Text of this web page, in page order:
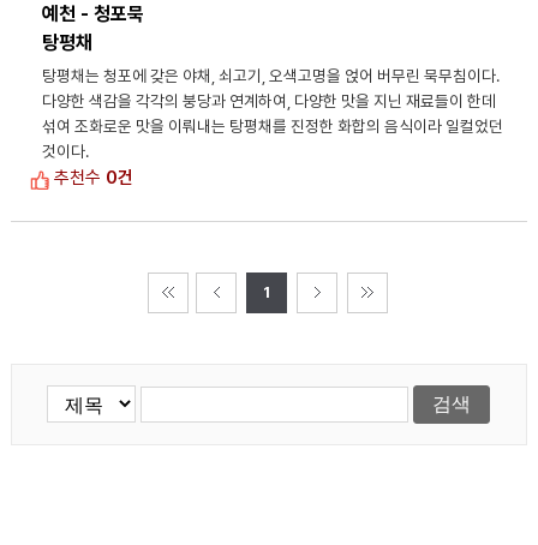
예천 - 청포묵
탕평채
탕평채는 청포에 갖은 야채, 쇠고기, 오색고명을 얹어 버무린 묵무침이다.
다양한 색감을 각각의 붕당과 연계하여, 다양한 맛을 지닌 재료들이 한데
섞여 조화로운 맛을 이뤄내는 탕평채를 진정한 화합의 음식이라 일컬었던
것이다.
추천수 0건
1